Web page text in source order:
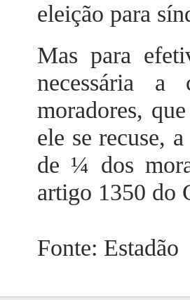
eleição para
Mas para
necessária a
moradores,
ele se recuse,
de ¼ dos
artigo 1350 do
Fonte: Estadão